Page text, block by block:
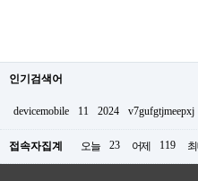
인기검색어
devicemobile 11 2024 v7gufgtjmeepxj
접속자집계 오늘 23 어제 119